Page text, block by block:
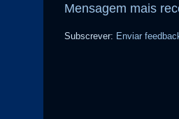
Mensagem mais
Subscrever: Enviar